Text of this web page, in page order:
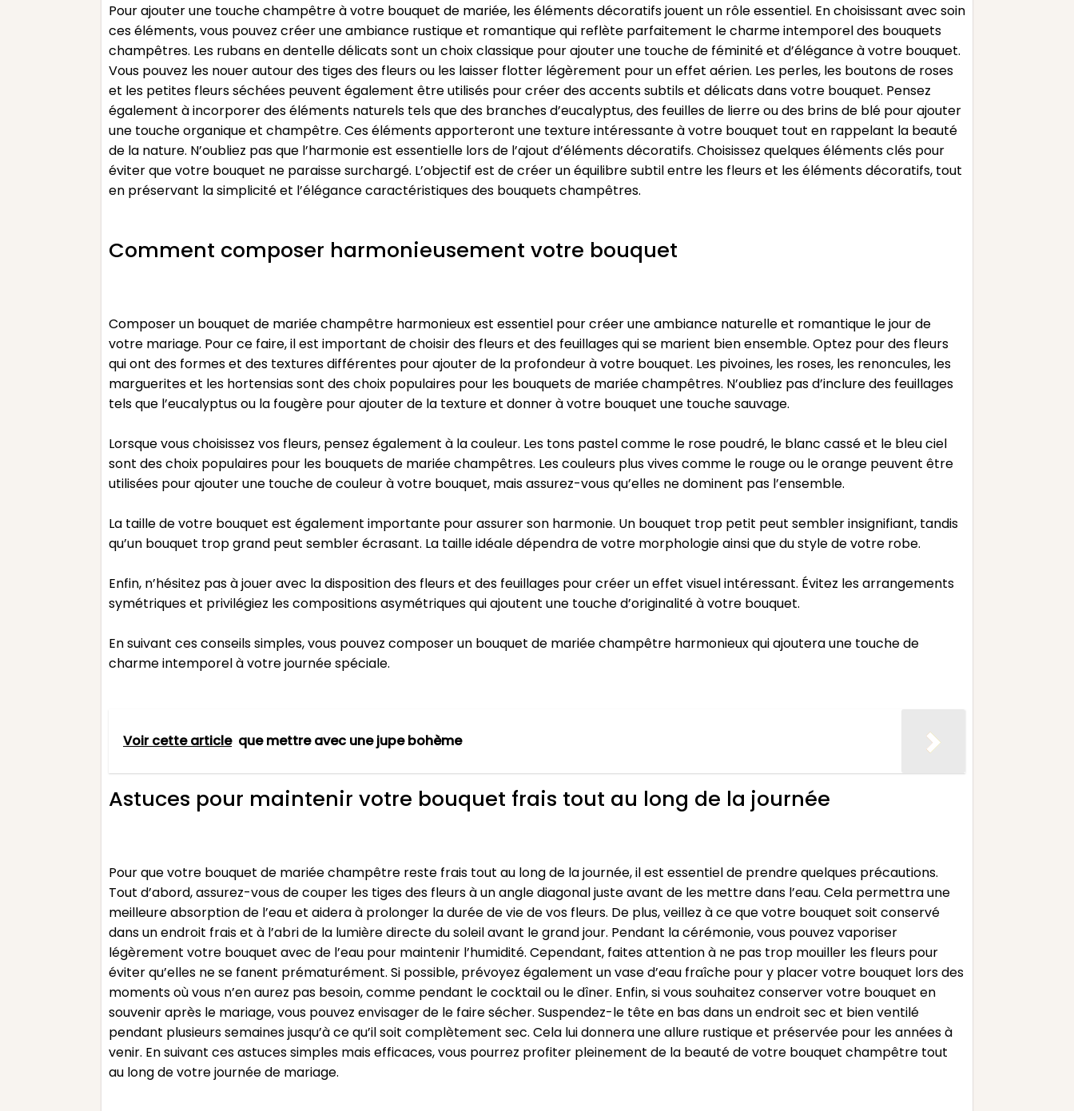
Pour ajouter une touche champêtre à votre bouquet de mariée, les éléments décoratifs jouent un rôle essentiel. En choisissant avec soin
ces éléments, vous pouvez créer une ambiance rustique et romantique qui reflète parfaitement le charme intemporel des bouquets
champêtres. Les rubans en dentelle délicats sont un choix classique pour ajouter une touche de féminité et d’élégance à votre bouquet.
Vous pouvez les nouer autour des tiges des fleurs ou les laisser flotter légèrement pour un effet aérien. Les perles, les boutons de roses
et les petites fleurs séchées peuvent également être utilisés pour créer des accents subtils et délicats dans votre bouquet. Pensez
également à incorporer des éléments naturels tels que des branches d’eucalyptus, des feuilles de lierre ou des brins de blé pour ajouter
une touche organique et champêtre. Ces éléments apporteront une texture intéressante à votre bouquet tout en rappelant la beauté
de la nature. N’oubliez pas que l’harmonie est essentielle lors de l’ajout d’éléments décoratifs. Choisissez quelques éléments clés pour
éviter que votre bouquet ne paraisse surchargé. L’objectif est de créer un équilibre subtil entre les fleurs et les éléments décoratifs, tout
en préservant la simplicité et l’élégance caractéristiques des bouquets champêtres.
Comment composer harmonieusement votre bouquet
Composer un bouquet de mariée champêtre harmonieux est essentiel pour créer une ambiance naturelle et romantique le jour de
votre mariage. Pour ce faire, il est important de choisir des fleurs et des feuillages qui se marient bien ensemble. Optez pour des fleurs
qui ont des formes et des textures différentes pour ajouter de la profondeur à votre bouquet. Les pivoines, les roses, les renoncules, les
marguerites et les hortensias sont des choix populaires pour les bouquets de mariée champêtres. N’oubliez pas d’inclure des feuillages
tels que l’eucalyptus ou la fougère pour ajouter de la texture et donner à votre bouquet une touche sauvage.
Lorsque vous choisissez vos fleurs, pensez également à la couleur. Les tons pastel comme le rose poudré, le blanc cassé et le bleu ciel
sont des choix populaires pour les bouquets de mariée champêtres. Les couleurs plus vives comme le rouge ou le orange peuvent être
utilisées pour ajouter une touche de couleur à votre bouquet, mais assurez-vous qu’elles ne dominent pas l’ensemble.
La taille de votre bouquet est également importante pour assurer son harmonie. Un bouquet trop petit peut sembler insignifiant, tandis
qu’un bouquet trop grand peut sembler écrasant. La taille idéale dépendra de votre morphologie ainsi que du style de votre robe.
Enfin, n’hésitez pas à jouer avec la disposition des fleurs et des feuillages pour créer un effet visuel intéressant. Évitez les arrangements
symétriques et privilégiez les compositions asymétriques qui ajoutent une touche d’originalité à votre bouquet.
En suivant ces conseils simples, vous pouvez composer un bouquet de mariée champêtre harmonieux qui ajoutera une touche de
charme intemporel à votre journée spéciale.
Voir cette article que mettre avec une jupe bohème
Astuces pour maintenir votre bouquet frais tout au long de la journée
Pour que votre bouquet de mariée champêtre reste frais tout au long de la journée, il est essentiel de prendre quelques précautions.
Tout d’abord, assurez-vous de couper les tiges des fleurs à un angle diagonal juste avant de les mettre dans l’eau. Cela permettra une
meilleure absorption de l’eau et aidera à prolonger la durée de vie de vos fleurs. De plus, veillez à ce que votre bouquet soit conservé
dans un endroit frais et à l’abri de la lumière directe du soleil avant le grand jour. Pendant la cérémonie, vous pouvez vaporiser
légèrement votre bouquet avec de l’eau pour maintenir l’humidité. Cependant, faites attention à ne pas trop mouiller les fleurs pour
éviter qu’elles ne se fanent prématurément. Si possible, prévoyez également un vase d’eau fraîche pour y placer votre bouquet lors des
moments où vous n’en aurez pas besoin, comme pendant le cocktail ou le dîner. Enfin, si vous souhaitez conserver votre bouquet en
souvenir après le mariage, vous pouvez envisager de le faire sécher. Suspendez-le tête en bas dans un endroit sec et bien ventilé
pendant plusieurs semaines jusqu’à ce qu’il soit complètement sec. Cela lui donnera une allure rustique et préservée pour les années à
venir. En suivant ces astuces simples mais efficaces, vous pourrez profiter pleinement de la beauté de votre bouquet champêtre tout
au long de votre journée de mariage.